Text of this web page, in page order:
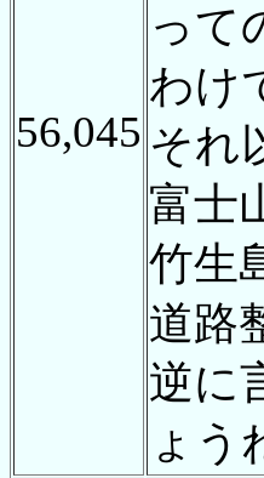
56,045
って
わけ
それ
富士
竹生
道路
逆に
ょう